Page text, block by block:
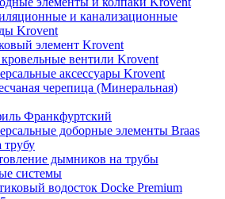
и канализационные
Krovent
элемент Krovent
вентили Krovent
аксессуары Krovent
черепица (Минеральная)
Франкфуртский
доборные элементы Braas
дымников на трубы
системы
водосток Docke Premium